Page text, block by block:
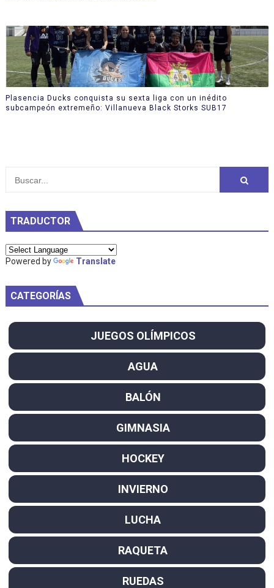
Plasencia Ducks conquista su sexta liga con un inédito
subcampeón extremeño: Villanueva Black Storks SUB17
TRADUCTOR
Powered by Translate
CATEGORÍAS
JUEGOS OLÍMPICOS
AGUA
BALÓN
GIMNASIA
HOCKEY
INVIERNO
LUCHA
RAQUETA
RUEDAS